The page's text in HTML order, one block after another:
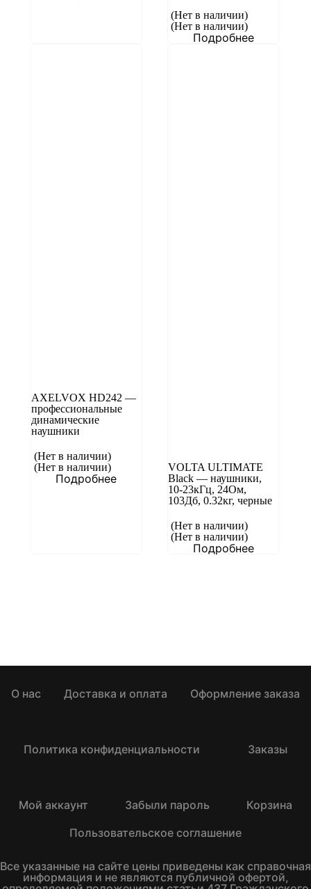
(Нет в наличии)
(Нет в наличии)
Подробнее
AXELVOX HD242 —
профессиональные
динамические
наушники
(Нет в наличии)
(Нет в наличии)
Подробнее
VOLTA ULTIMATE
Black — наушники,
10-23кГц, 24Ом,
103Дб, 0.32кг, черные
(Нет в наличии)
(Нет в наличии)
Подробнее
О нас Доставка и оплата Оформление заказа
Политика конфиденциальности Заказы
Мой аккаунт Забыли пароль
Корзина
Пользовательское соглашение
Все указанные на сайте цены приведены как справочная
информация и не являются публичной офертой,